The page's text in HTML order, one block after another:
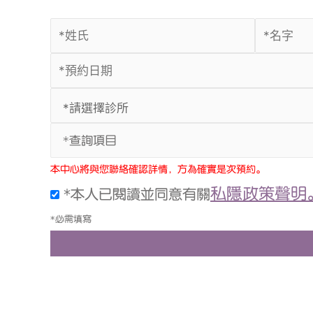
*查詢項目
本中心將與您聯絡確認詳情，方為確實是次預約。
*本人已閱讀並同意有關私隱政策聲明
*必需填寫